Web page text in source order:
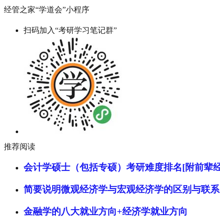
经管之家“学道会”小程序
扫码加入“考研学习笔记群”
推荐阅读
会计学硕士（包括专硕）考研难度排名[附前辈
简要说明微观经济学与宏观经济学的区别与联系
金融学的八大就业方向+经济学就业方向